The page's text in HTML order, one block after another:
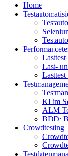
Home
Last-
Lasttest
KI im
ALM
BDD:
Crowdtesting